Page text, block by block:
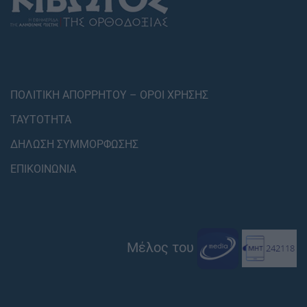
ΠΟΛΙΤΙΚΗ ΑΠΟΡΡΗΤΟΥ – ΟΡΟΙ ΧΡΗΣΗΣ
ΤΑΥΤΟΤΗΤΑ
ΔΗΛΩΣΗ ΣΥΜΜΟΡΦΩΣΗΣ
ΕΠΙΚΟΙΝΩΝΙΑ
Μέλος του